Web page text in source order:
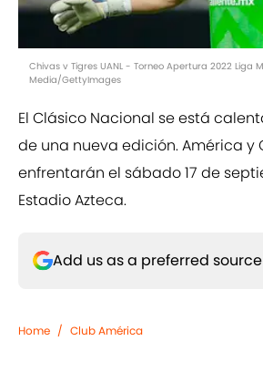
Chivas v Tigres UANL - Torneo Apertura 2022 Liga
Media/GettyImages
El Clásico Nacional se está
de una nueva edición. América y
enfrentarán el sábado 17 de
Estadio Azteca.
Add us as a preferred
Home / Club América